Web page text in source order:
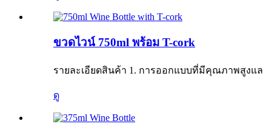
ขวดไวน์ 750ml พร้อม T-cork
รายละเอียดสินค้า 1. การออกแบบที่มีคุณภาพสูงแ
ดู